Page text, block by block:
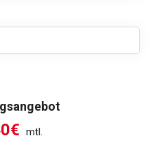
mtl.